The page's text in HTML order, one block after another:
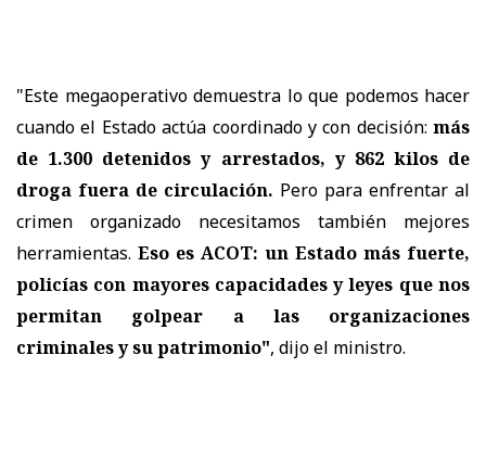
"Este megaoperativo demuestra lo que podemos hacer
cuando el Estado actúa coordinado y con decisión: más
de 1.300 detenidos y arrestados, y 862 kilos de
droga fuera de circulación. Pero para enfrentar al
crimen organizado necesitamos también mejores
herramientas. Eso es ACOT: un Estado más fuerte,
policías con mayores capacidades y leyes que nos
permitan golpear a las organizaciones
criminales y su patrimonio", dijo el ministro.